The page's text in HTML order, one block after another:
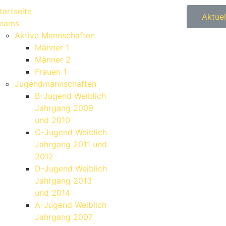
Aktive Mannschaften
Männer 1
Männer 2
Frauen 1
Jugendmannschaften
B-Jugend Weiblich
Jahrgang 2009
und 2010
C-Jugend Weiblich
Jahrgang 2011 und
2012
D-Jugend Weiblich
Jahrgang 2013
und 2014
A-Jugend Weiblich
Jahrgang 2007